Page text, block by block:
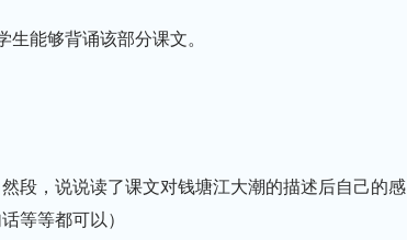
能够背诵该部分课文。
段，说说读了课文对钱塘江大潮的描述后自己的感
等等都可以）